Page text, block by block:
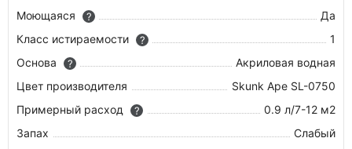
Моющаяся
?
Да
Класс истираемости
?
1
Основа
?
Акриловая водная
Цвет производителя
Skunk Ape SL-0750
Примерный расход
?
0.9 л/7-12 м2
Запах
Слабый